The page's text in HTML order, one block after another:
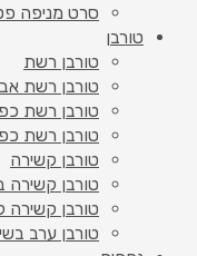
סרט מניפה
טורבן
טורבן רשת
טורבן רשת
טורבן רשת
טורבן רשת
טורבן קשירה
טורבן
טורבן קשירה
טורבן ערב